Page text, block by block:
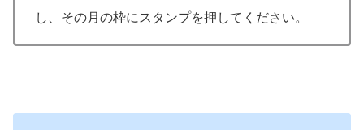
し、その月の枠にスタンプを押してください。